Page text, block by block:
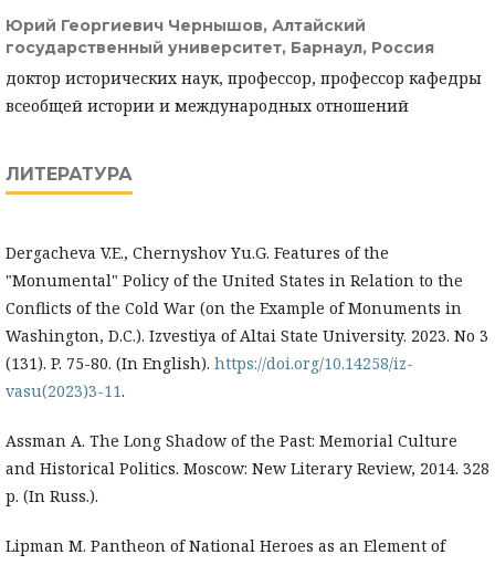
Юрий Георгиевич Чернышов, Алтайский
государственный университет, Барнаул, Россия
доктор исторических наук, профессор, профессор кафедры
всеобщей истории и международных отношений
ЛИТЕРАТУРА
Dergacheva V.E., Chernyshov Yu.G. Features of the
"Monumental" Policy of the United States in Relation to the
Conflicts of the Cold War (on the Example of Monuments in
Washington, D.C.). Izvestiya of Altai State University. 2023. No 3
(131). P. 75-80. (In English). https://doi.org/10.14258/iz-
vasu(2023)3-11.
Assman A. The Long Shadow of the Past: Memorial Culture
and Historical Politics. Moscow: New Literary Review, 2014. 328
p. (In Russ.).
Lipman M. Pantheon of National Heroes as an Element of